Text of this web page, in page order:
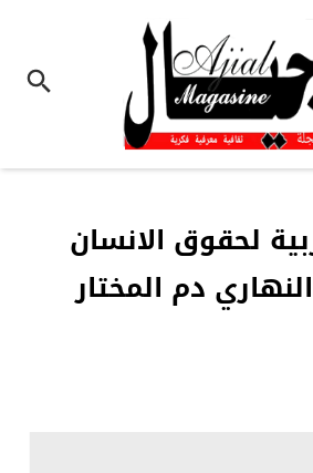
لحقوق الانسان
دم المختار